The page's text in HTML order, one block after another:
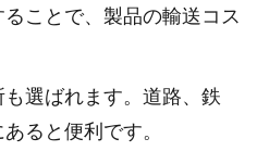
ことで、製品の輸送コス
選ばれます。道路、鉄
ると便利です。